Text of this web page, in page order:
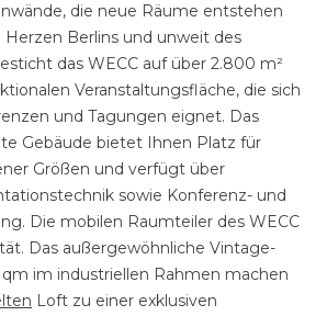
die neue Räume entstehen
Herzen Berlins und unweit des
das WECC auf über 2.800 m²
Veranstaltungsfläche, die sich
und Tagungen eignet. Das
Gebäude bietet Ihnen Platz für
Größen und verfügt über
sowie Konferenz- und
Die mobilen Raumteiler des WECC
Das außergewöhnliche Vintage-
im industriellen Rahmen machen
Loft zu einer exklusiven